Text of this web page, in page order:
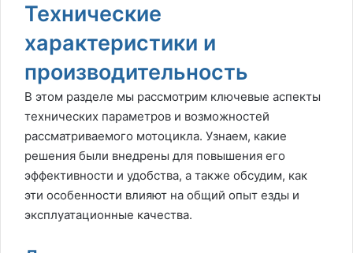
Технические
характеристики и
производительность
В этом разделе мы рассмотрим ключевые аспекты
технических параметров и возможностей
рассматриваемого мотоцикла. Узнаем, какие
решения были внедрены для повышения его
эффективности и удобства, а также обсудим, как
эти особенности влияют на общий опыт езды и
эксплуатационные качества.